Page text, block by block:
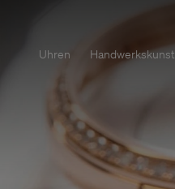
Uhren Handwerkskunst